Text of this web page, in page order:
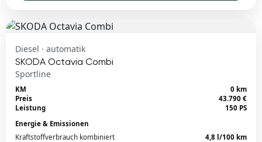
Diesel · automatik
SKODA Octavia Combi
Sportline
KM
0 km
Preis
43.790 €
Leistung
150 PS
Energie & Emissionen
Kraftstoffverbrauch kombiniert
4,8 l/100 km